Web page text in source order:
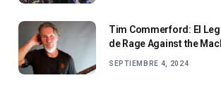
Tim Commerford: El
de Rage Against the
SEPTIEMBRE 4, 2024